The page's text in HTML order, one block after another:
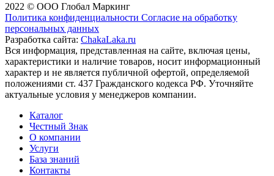
2022 © ООО Глобал Маркинг
Политика конфиденциальности Согласие на обработку
персональных данных
Разработка сайта: ChakaLaka.ru
Вся информация, представленная на сайте, включая цены,
характеристики и наличие товаров, носит информационный
характер и не является публичной офертой, определяемой
положениями ст. 437 Гражданского кодекса РФ. Уточняйте
актуальные условия у менеджеров компании.
Каталог
Честный Знак
О компании
Услуги
База знаний
Контакты